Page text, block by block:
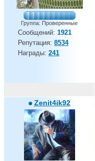
Группа: Проверенные
Сообщений: 1921
Репутация: 8534
Награды: 241
Zenit4ik92